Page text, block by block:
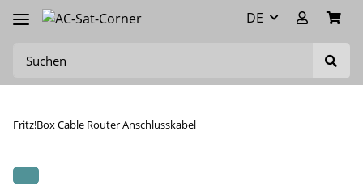
DE
Fritz!Box Cable Router Anschlusskabel